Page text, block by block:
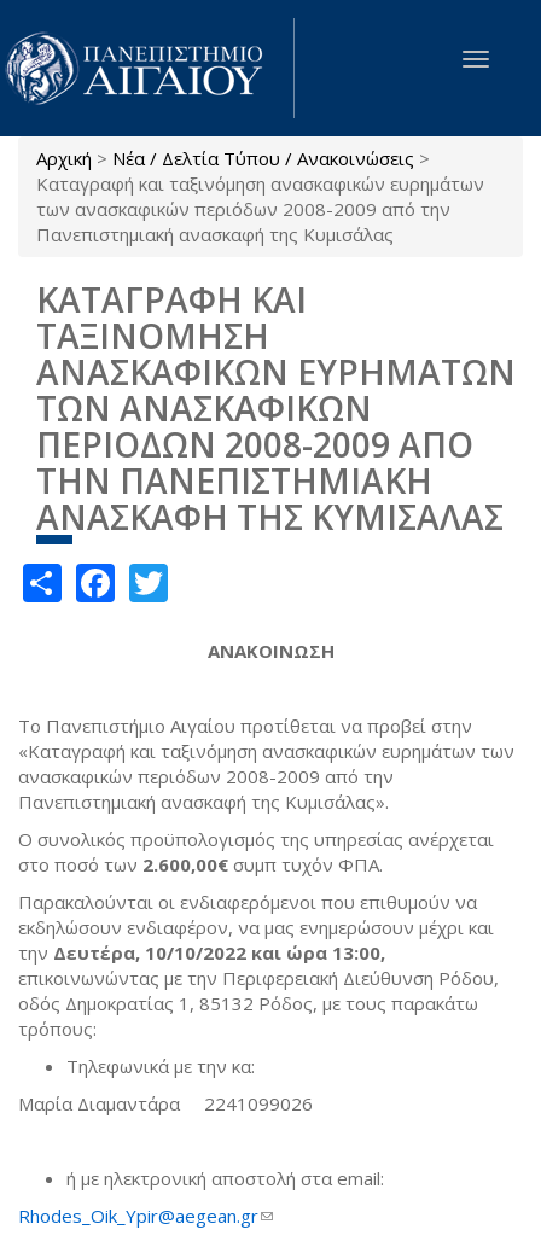
Παράκαμψη προς το κυρίως περιεχόμενο
Toggle
Είστε εδώ
Αρχική > Νέα / Δελτία Τύπου / Ανακοινώσεις >
Καταγραφή και ταξινόμηση ανασκαφικών ευρημάτων
των ανασκαφικών περιόδων 2008-2009 από την
Πανεπιστημιακή ανασκαφή της Κυμισάλας
ΚΑΤΑΓΡΑΦΗ ΚΑΙ
ΤΑΞΙΝΟΜΗΣΗ
ΑΝΑΣΚΑΦΙΚΩΝ ΕΥΡΗΜΑΤΩΝ
ΤΩΝ ΑΝΑΣΚΑΦΙΚΩΝ
ΠΕΡΙΟΔΩΝ 2008-2009 ΑΠΟ
ΤΗΝ ΠΑΝΕΠΙΣΤΗΜΙΑΚΗ
ΑΝΑΣΚΑΦΗ ΤΗΣ ΚΥΜΙΣΑΛΑΣ
ShareFacebook
ΑΝΑΚΟΙΝΩΣΗ
Το Πανεπιστήμιο Αιγαίου προτίθεται να προβεί στην
«Καταγραφή και ταξινόμηση ανασκαφικών ευρημάτων των
ανασκαφικών περιόδων 2008-2009 από την
Πανεπιστημιακή ανασκαφή της Κυμισάλας».
Ο συνολικός προϋπολογισμός της υπηρεσίας ανέρχεται
στο ποσό των 2.600,00€ συμπ τυχόν ΦΠΑ.
Παρακαλούνται οι ενδιαφερόμενοι που επιθυμούν να
εκδηλώσουν ενδιαφέρον, να μας ενημερώσουν μέχρι και
την Δευτέρα, 10/10/2022 και ώρα 13:00,
επικοινωνώντας με την Περιφερειακή Διεύθυνση Ρόδου,
οδός Δημοκρατίας 1, 85132 Ρόδος, με τους παρακάτω
τρόπους:
Τηλεφωνικά με την κα:
Μαρία Διαμαντάρα 2241099026
ή με ηλεκτρονική αποστολή στα email:
Rhodes_Oik_Ypir@aegean.gr(link sends e-mail)